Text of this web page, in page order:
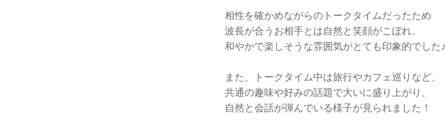
相性を確かめながらのトークタイムだったため
波長が合うお相手とは自然と笑顔がこぼれ、
和やかで楽しそうな雰囲気がとても印象的でした♪
また、トークタイム中は旅行やカフェ巡りなど、
共通の趣味や好みの話題で大いに盛り上がり、
自然と会話が弾んでいる様子が見られました！